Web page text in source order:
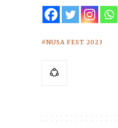
NUSA FEST 2023